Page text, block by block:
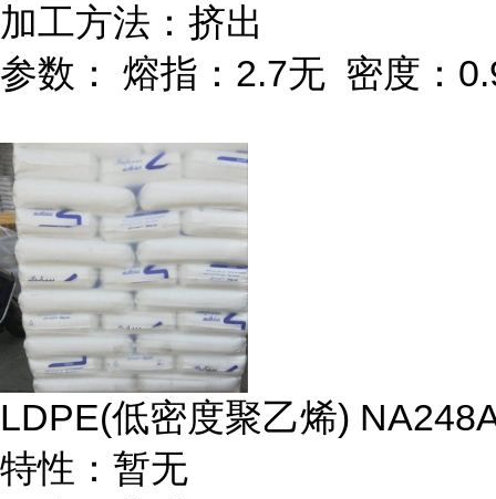
加工方法：挤出
参数：
熔指： 2.7无 密度：
LDPE(低密度聚乙烯)
特性：暂无